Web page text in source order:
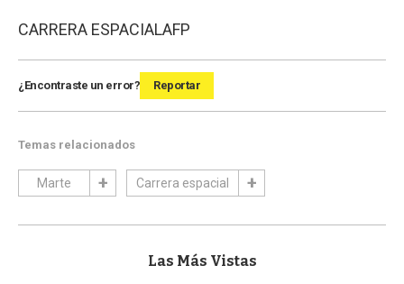
CARRERA ESPACIALAFP
¿Encontraste un error? Reportar
Temas relacionados
Marte Carrera espacial
Las Más Vistas